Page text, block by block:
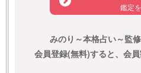
鑑定
みのり～本格占い～監
会員登録(無料)すると、会